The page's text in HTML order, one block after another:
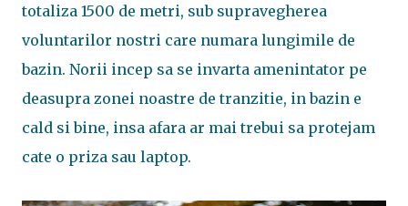
totaliza 1500 de metri, sub supravegherea
voluntarilor nostri care numara lungimile de
bazin. Norii incep sa se invarta amenintator pe
deasupra zonei noastre de tranzitie, in bazin e
cald si bine, insa afara ar mai trebui sa protejam
cate o priza sau laptop.